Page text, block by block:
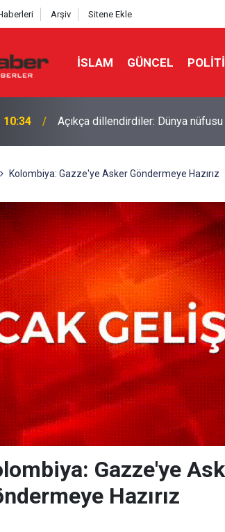
Arşiv Sitene Ekle
İSLAM GÜNCEL
10:26 İŞGALCİ İSRAİL’DEN GÜNEY
Kolombiya: Gazze'ye Asker Göndermeye Hazırız
Gazze'ye
Hazırız